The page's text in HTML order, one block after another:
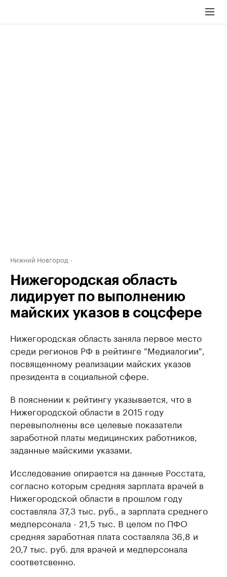
Нижний Новгород
Нижегородская область
лидирует по выполнению
майских указов в соцсфере
Нижегородская область заняла первое место
среди регионов РФ в рейтинге "Медиалогии",
посвященному реализации майских указов
президента в социальной сфере.
В пояснении к рейтингу указывается, что в
Нижегородской области в 2015 году
перевыполнены все целевые показатели
заработной платы медицинских работников,
заданные майскими указами.
Исследование опирается на данные Росстата,
согласно которым средняя зарплата врачей в
Нижегородской области в прошлом году
составляла 37,3 тыс. руб., а зарплата среднего
медперсонала - 21,5 тыс. В целом по ПФО
средняя заработная плата составляла 36,8 и
20,7 тыс. руб. для врачей и медперсонала
соответсвенно.